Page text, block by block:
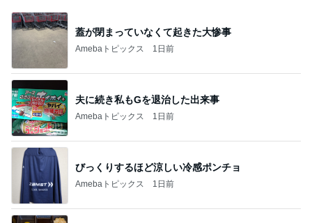
蓋が閉まっていなくて起きた大惨事
Amebaトピックス 1日前
夫に続き私もGを退治した出来事
Amebaトピックス 1日前
びっくりするほど涼しい冷感ポンチョ
Amebaトピックス 1日前